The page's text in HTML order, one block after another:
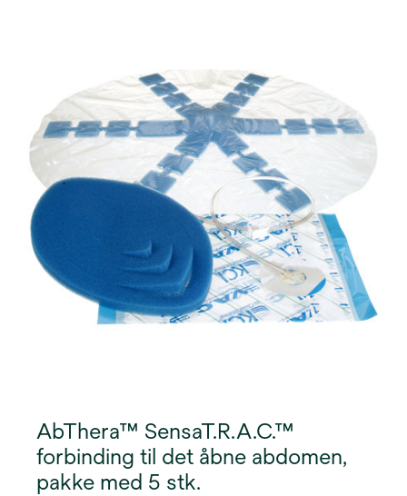
fjerne væske fra bughulen og trække sårkanterne
sammen, så der skabes en primær fascial lukning,
samtidig med at de abdominale dele beskyttes
mod udefrakommende kontaminanter1. 1.
Brugsanvisning 2. Cheatham ML, Demetriades D,
Fabian TC et al. Prospective Study Examining
Clinical Outcomes Associated with a Negative
Pressure Wound Therapy System and Barker's
Vacuum Packing Technique. World J Surg
2013;37:2018-2030. 3. Schmidt M, Hall C, Mercer D,
Kieswetter K. Novel foam design actively draws
wound edges together under negative pressure:
AbThera™ SensaT.R.A.C.™
forbinding til det åbne abdomen,
pakke med 5 stk.